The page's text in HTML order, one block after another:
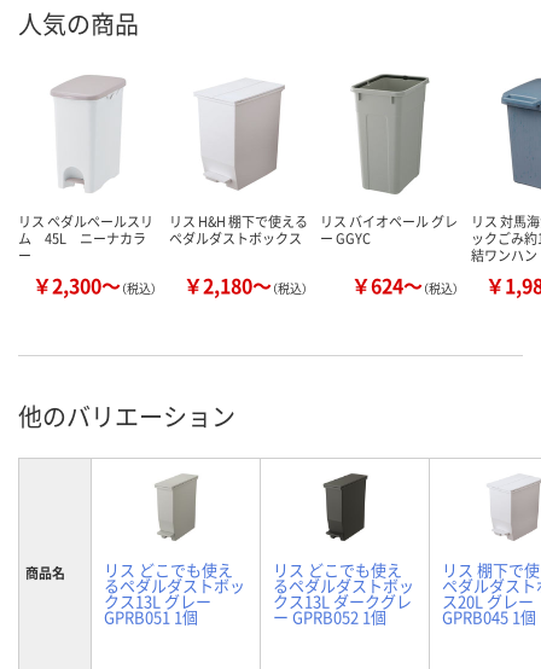
人気の商品
リス ペダルペールスリ
ム 45L ニーナカラ
ー
￥2,300～（税込）
リス H&H 棚下で使える
ペダルダストボックス
￥2,180～（税込）
リス バイオペール グレ
ー GGYC
￥624～（税込）
リス 対馬
ックごみ
結ワンハ
￥
他のバリエーション
商品名 リス どこでも使え
るペダルダストボッ
クス13L グレー
GPRB051 1個
リス どこでも使え
るペダルダストボッ
クス13L ダークグレ
ー GPRB052 1個
リス 棚下で
ペダルダス
ス20L グレー
GPRB045 1個